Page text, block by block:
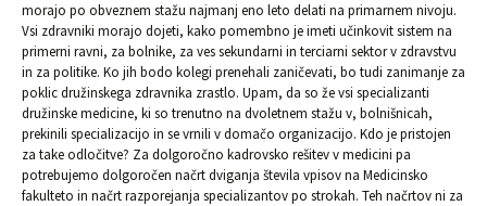
morajo po obveznem stažu najmanj eno leto delati na primarnem nivoju.
Vsi zdravniki morajo dojeti, kako pomembno je imeti učinkovit sistem na
primerni ravni, za bolnike, za ves sekundarni in terciarni sektor v zdravstvu
in za politike. Ko jih bodo kolegi prenehali zaničevati, bo tudi zanimanje za
poklic družinskega zdravnika zrastlo. Upam, da so že vsi specializanti
družinske medicine, ki so trenutno na dvoletnem stažu v, bolnišnicah,
prekinili specializacijo in se vrnili v domačo organizacijo. Kdo je pristojen
za take odločitve? Za dolgoročno kadrovsko rešitev v medicini pa
potrebujemo dolgoročen načrt dviganja števila vpisov na Medicinsko
fakulteto in načrt razporejanja specializantov po strokah. Teh načrtov ni za